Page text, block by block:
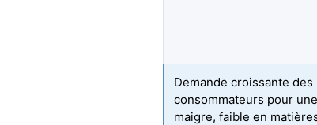
Demande croissante des
consommateurs pour
maigre, faible en